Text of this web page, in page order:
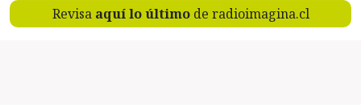
Revisa aquí lo últimode radioimagina.cl